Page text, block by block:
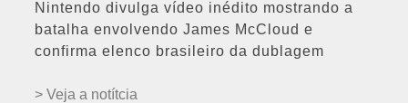
Nintendo divulga vídeo inédito mostrando a
batalha envolvendo James McCloud e
confirma elenco brasileiro da dublagem
> Veja a notítcia